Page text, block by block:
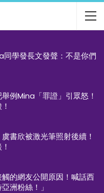
同學發長文發聲：不是你們
例Mina「罪證」引眾怒！
書欣被激光筆照射後續！
的網友公開原因！喊話西
洲粉絲！」